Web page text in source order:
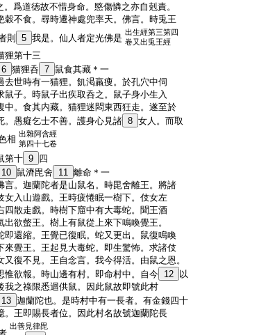
。爲道徳故不惜身命。愍傷憐之亦自剋責。
穀不食。尋時遷神處兜率天。佛言。時兎王
則 5 我是。仙人者定光佛是
出生經第三第四
卷又出兎王經
狸第十三
6 猫狸呑 7 鼠食其藏＊一
去世時有一猫狸。飢渇羸痩。於孔穴中伺
鼠子。時鼠子出疾取呑之。鼠子身小生入
中。食其内藏。猫狸迷悶東西狂走。遂至於
。愚癡乞士不善。護身心見諸 8 女人。而取
相 出雜阿含經
第四十七卷
第十 9 四
10 鼠濟毘舍 11 離命＊一
言。迦蘭陀者是山鼠名。時毘舍離王。將諸
女入山遊戲。王時疲惓眠一樹下。伎女左
四散走戲。時樹下窟中有大毒蛇。聞王酒
出欲螫王。樹上有鼠從上來下鳴喚覺王。
即還縮。王覺已復眠。蛇又更出。鼠復鳴喚
來覺王。王起見大毒蛇。即生驚怖。求諸伎
又復不見。王自念言。我今得活。由鼠之恩。
惟欲報。時山邊有村。即命村中。自今 12
以
我之祿限悉迴供鼠。因此鼠故即號此村
13 迦蘭陀也。是時村中有一長者。有金錢四十
。王即賜長者位。因此村名故號迦蘭陀長
出善見律毘